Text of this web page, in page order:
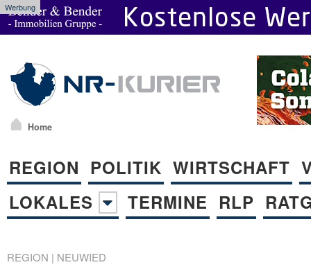
Werbung
Home
REGION POLITIK WIRTSCHAFT
LOKALES
TERMINE RLP
REGION | NEUWIED